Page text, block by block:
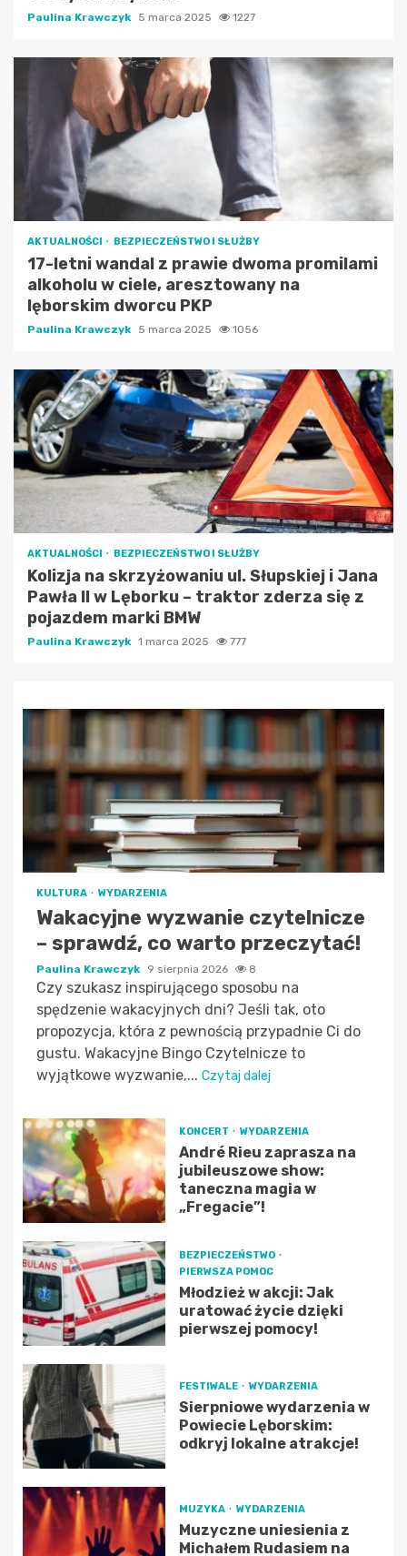
Paulina Krawczyk 5 marca 2025 1227
AKTUALNOŚCI BEZPIECZEŃSTWO I SŁUŻBY
17-letni wandal z prawie dwoma promilami
alkoholu w ciele, aresztowany na
lęborskim dworcu PKP
Paulina Krawczyk 5 marca 2025 1056
AKTUALNOŚCI BEZPIECZEŃSTWO I SŁUŻBY
Kolizja na skrzyżowaniu ul. Słupskiej i Jana
Pawła II w Lęborku – traktor zderza się z
pojazdem marki BMW
Paulina Krawczyk 1 marca 2025 777
KULTURA WYDARZENIA
Wakacyjne wyzwanie czytelnicze
– sprawdź, co warto przeczytać!
Paulina Krawczyk 9 sierpnia 2026 8
Czy szukasz inspirującego sposobu na
spędzenie wakacyjnych dni? Jeśli tak, oto
propozycja, która z pewnością przypadnie Ci do
gustu. Wakacyjne Bingo Czytelnicze to
wyjątkowe wyzwanie,... Czytaj dalej
KONCERT WYDARZENIA
André Rieu zaprasza na
jubileuszowe show:
taneczna magia w
„Fregacie”!
BEZPIECZEŃSTWO
PIERWSZA POMOC
Młodzież w akcji: Jak
uratować życie dzięki
pierwszej pomocy!
FESTIWALE WYDARZENIA
Sierpniowe wydarzenia w
Powiecie Lęborskim:
odkryj lokalne atrakcje!
MUZYKA WYDARZENIA
Muzyczne uniesienia z
Michałem Rudasiem na